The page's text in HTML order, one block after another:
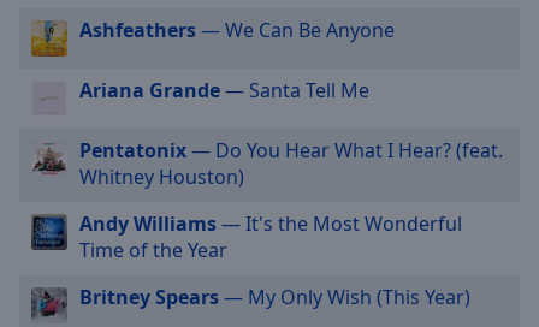
cancel
and
window.
Text
Ashfeathers— We Can Be Anyone
Ariana Grande— Santa Tell Me
Pentatonix— Do You Hear What I Hear? (feat.
Whitney Houston)
Andy Williams— It's the Most Wonderful
Time of the Year
Britney Spears— My Only Wish (This Year)